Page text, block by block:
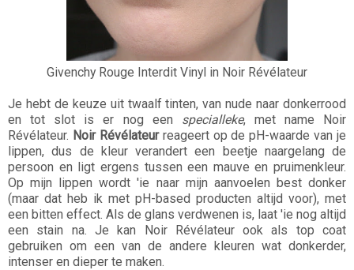
Givenchy Rouge Interdit Vinyl in Noir Révélateur
Je hebt de keuze uit twaalf tinten, van nude naar donkerrood
en tot slot is er nog een specialleke, met name Noir
Révélateur. Noir Révélateurreageert op de pH-waarde van je
lippen, dus de kleur verandert een beetje naargelang de
persoon en ligt ergens tussen een mauve en pruimenkleur.
Op mijn lippen wordt 'ie naar mijn aanvoelen best donker
(maar dat heb ik met pH-based producten altijd voor), met
een bitten effect. Als de glans verdwenen is, laat 'ie nog altijd
een stain na. Je kan Noir Révélateur ook als top coat
gebruiken om een van de andere kleuren wat donkerder,
intenser en dieper te maken.